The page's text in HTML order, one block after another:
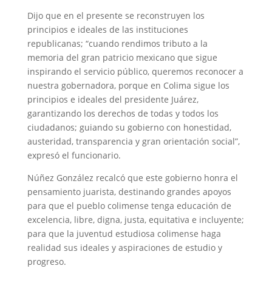
Dijo que en el presente se reconstruyen los
principios e ideales de las instituciones
republicanas; “cuando rendimos tributo a la
memoria del gran patricio mexicano que sigue
inspirando el servicio público, queremos reconocer a
nuestra gobernadora, porque en Colima sigue los
principios e ideales del presidente Juárez,
garantizando los derechos de todas y todos los
ciudadanos; guiando su gobierno con honestidad,
austeridad, transparencia y gran orientación social”,
expresó el funcionario.
Núñez González recalcó que este gobierno honra el
pensamiento juarista, destinando grandes apoyos
para que el pueblo colimense tenga educación de
excelencia, libre, digna, justa, equitativa e incluyente;
para que la juventud estudiosa colimense haga
realidad sus ideales y aspiraciones de estudio y
progreso.